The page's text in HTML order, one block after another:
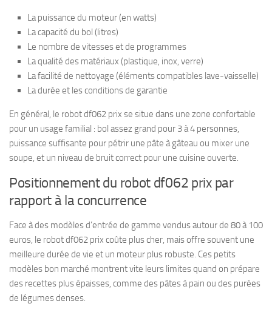
La puissance du moteur (en watts)
La capacité du bol (litres)
Le nombre de vitesses et de programmes
La qualité des matériaux (plastique, inox, verre)
La facilité de nettoyage (éléments compatibles lave-vaisselle)
La durée et les conditions de garantie
En général, le robot df062 prix se situe dans une zone confortable
pour un usage familial : bol assez grand pour 3 à 4 personnes,
puissance suffisante pour pétrir une pâte à gâteau ou mixer une
soupe, et un niveau de bruit correct pour une cuisine ouverte.
Positionnement du robot df062 prix par
rapport à la concurrence
Face à des modèles d’entrée de gamme vendus autour de 80 à 100
euros, le robot df062 prix coûte plus cher, mais offre souvent une
meilleure durée de vie et un moteur plus robuste. Ces petits
modèles bon marché montrent vite leurs limites quand on prépare
des recettes plus épaisses, comme des pâtes à pain ou des purées
de légumes denses.